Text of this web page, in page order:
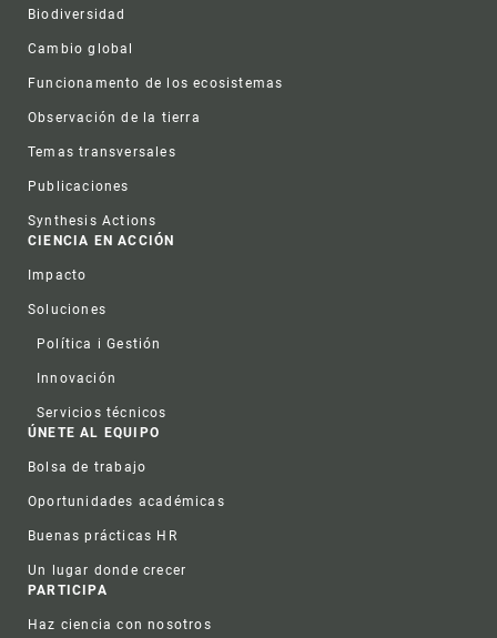
Biodiversidad
Cambio global
Funcionamento de los ecosistemas
Observación de la tierra
Temas transversales
Publicaciones
Synthesis Actions
CIENCIA EN ACCIÓN
Impacto
Soluciones
Política i Gestión
Innovación
Servicios técnicos
ÚNETE AL EQUIPO
Bolsa de trabajo
Oportunidades académicas
Buenas prácticas HR
Un lugar donde crecer
PARTICIPA
Haz ciencia con nosotros